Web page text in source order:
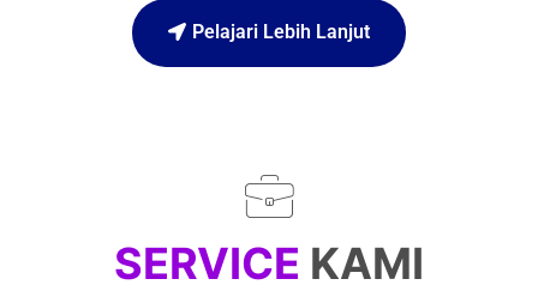
Pelajari Lebih Lanjut
SERVICE KAMI